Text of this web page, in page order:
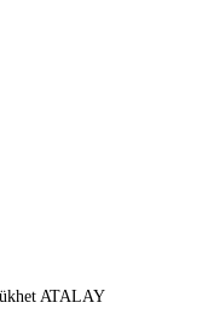
ATALAY